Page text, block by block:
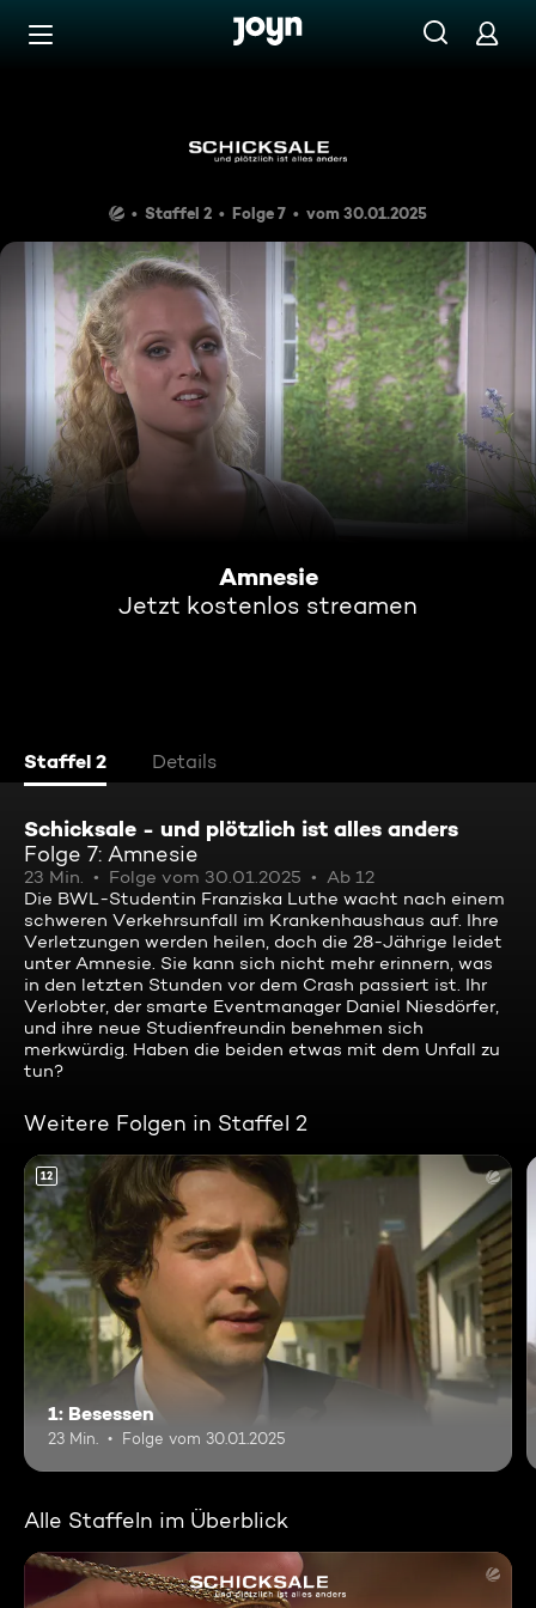
Zum Inhalt springen
Staffel 2 Folge 7 vom 30.01.2025
Amnesie
Jetzt kostenlos streamen
Staffel 2 Details
Schicksale - und plötzlich ist alles anders
Folge 7: Amnesie
23 Min. Folge vom 30.01.2025
Ab 12
Die BWL-Studentin Franziska Luthe wacht nach einem
schweren Verkehrsunfall im Krankenhaushaus auf. Ihre
Verletzungen werden heilen, doch die 28-Jährige leidet
unter Amnesie. Sie kann sich nicht mehr erinnern, was
in den letzten Stunden vor dem Crash passiert ist. Ihr
Verlobter, der smarte Eventmanager Daniel Niesdörfer,
und ihre neue Studienfreundin benehmen sich
merkwürdig. Haben die beiden etwas mit dem Unfall zu
tun?
Weitere Folgen in Staffel 2
12
1: Besessen
23 Min. Folge vom 30.01.2025
Alle Staffeln im Überblick